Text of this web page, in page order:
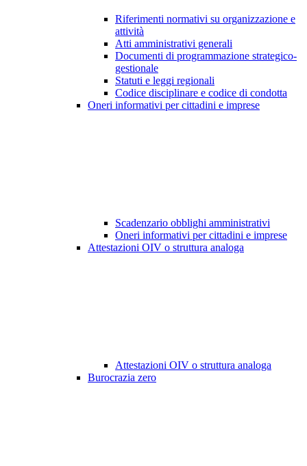
Riferimenti normativi su organizzazione e
attività
Atti amministrativi generali
Documenti di programmazione strategico-
gestionale
Statuti e leggi regionali
Codice disciplinare e codice di condotta
Oneri informativi per cittadini e imprese
Scadenzario obblighi amministrativi
Oneri informativi per cittadini e imprese
Attestazioni OIV o struttura analoga
Attestazioni OIV o struttura analoga
Burocrazia zero